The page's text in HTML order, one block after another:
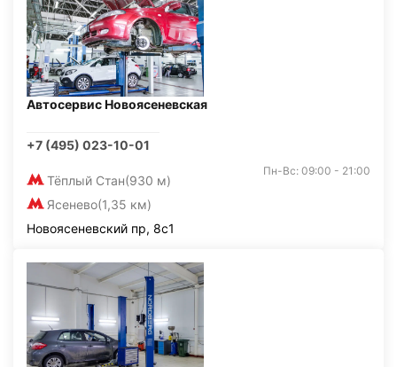
Автосервис Новоясеневская
+7 (495) 023-10-01
Тёплый Стан(930 м)
Ясенево(1,35 км)
Пн-Вс: 09:00 - 21:00
Новоясеневский пр, 8с1